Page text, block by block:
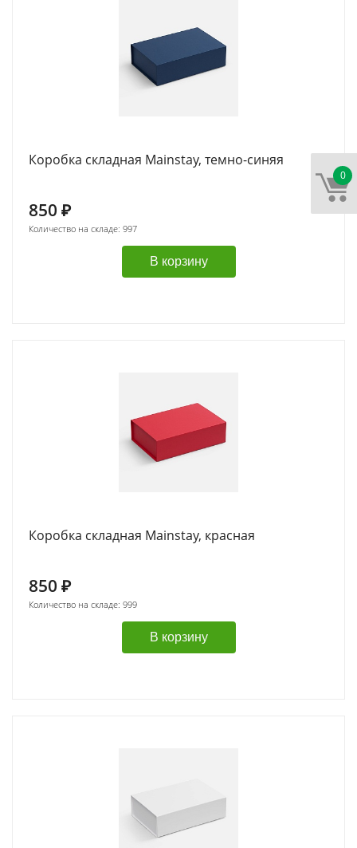
0
Коробка складная Mainstay, темно-синяя
850 ₽
Количество на складе: 997
В корзину
Коробка складная Mainstay, красная
850 ₽
Количество на складе: 999
В корзину